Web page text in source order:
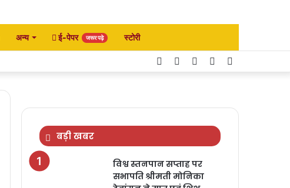
अन्य ई-पेपर जरूर पढ़े स्टोरी
Instagram
YouTube
Twitter
Facebook
बड़ी खबर
विश्व स्तनपान सप्ताह पर
सभापति श्रीमती मोनिका